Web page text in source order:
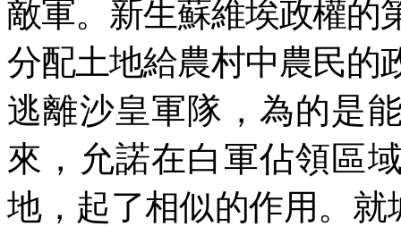
敵軍。新生蘇維埃政權
分配土地給農村中農民
逃離沙皇軍隊，為的是
來，允諾在白軍佔領區
地，起了相似的作用。